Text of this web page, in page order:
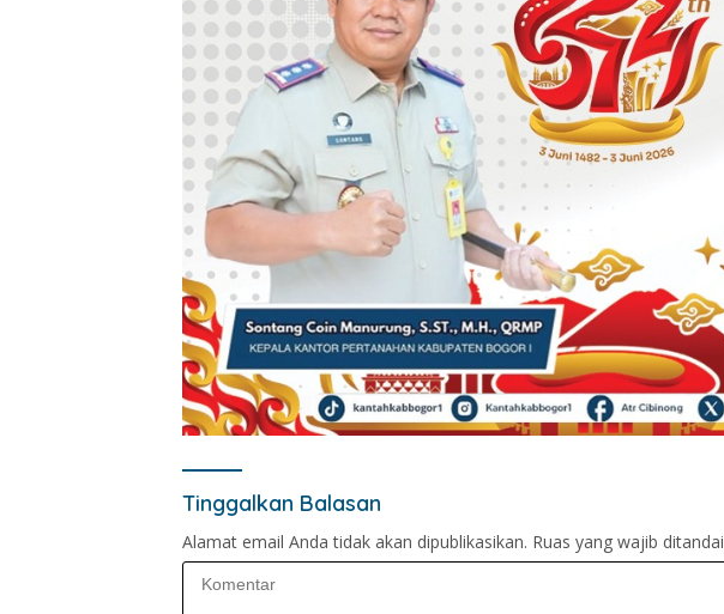
Tinggalkan Balasan
Alamat email Anda tidak akan dipublikasikan. Ruas yang wajib ditandai